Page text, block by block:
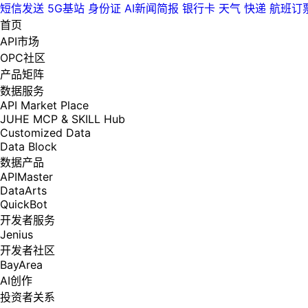
短信发送 5G基站 身份证 AI新闻简报 银行卡 天气 快递 航班订
首页
API市场
OPC社区
产品矩阵
数据服务
API Market Place
JUHE MCP & SKILL Hub
Customized Data
Data Block
数据产品
APIMaster
DataArts
QuickBot
开发者服务
Jenius
开发者社区
BayArea
AI创作
投资者关系